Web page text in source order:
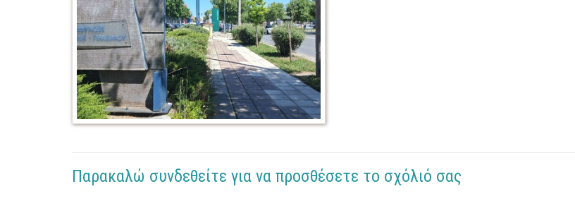
Παρακαλώ συνδεθείτε για να προσθέσετε το σχόλιό σας